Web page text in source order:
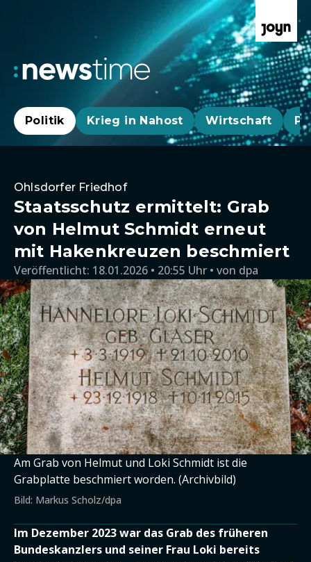
Politik Krieg in Nahost Wirtschaft
Ohlsdorfer Friedhof
Staatsschutz ermittelt: Grab
von Helmut Schmidt erneut
mit Hakenkreuzen beschmiert
Veröffentlicht: 18.01.2026 • 20:55 Uhr von dpa
Am Grab von Helmut und Loki Schmidt ist die
Grabplatte beschmiert worden. (Archivbild)
Bild: Markus Scholz/dpa
Im Dezember 2023 war das Grab des früheren
Bundeskanzlers und seiner Frau Loki bereits